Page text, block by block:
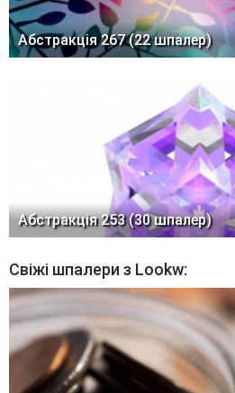
Абстракція 267 (22 шпалер)
Абстракція 253 (30 шпалер)
Свіжі шпалери з Lookw: